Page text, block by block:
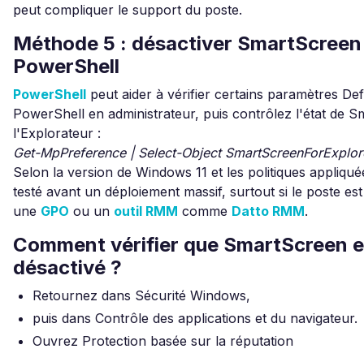
peut compliquer le support du poste.
Méthode 5 : désactiver
PowerShell
PowerShell peut aider à vérifier certains paramètres
PowerShell en administrateur, puis contrôlez l'état de
l'Explorateur :
Get-MpPreference | Select-Object
Selon la version de Windows 11 et les politiques
testé avant un déploiement massif, surtout si le poste
une GPO ou un outil RMM comme Datto RMM.
Comment vérifier que SmartScreen
désactivé ?
Retournez dans Sécurité Windows,
puis dans Contrôle des applications et du navigateur.
Ouvrez Protection basée sur la réputation